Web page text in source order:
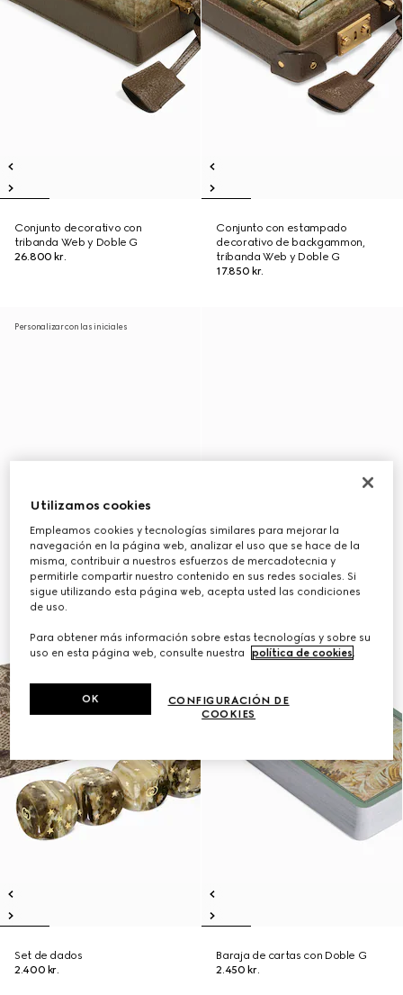
Conjunto decorativo con
tribanda Web y Doble G
26.800 kr.
Conjunto con estampado
decorativo de backgammon,
tribanda Web y Doble G
17.850 kr.
Personalizar con las iniciales
Set de dados
2.400 kr.
Baraja de cartas con Doble G
2.450 kr.
Utilizamos cookies
Empleamos cookies y tecnologías similares para mejorar la
navegación en la página web, analizar el uso que se hace de la
misma, contribuir a nuestros esfuerzos de mercadotecnia y
permitirle compartir nuestro contenido en sus redes sociales. Si
sigue utilizando esta página web, acepta usted las condiciones
de uso.
Para obtener más información sobre estas tecnologías y sobre su
uso en esta página web, consulte nuestra
política de cookies.
CONFIGURACIÓN DE
COOKIES
OK